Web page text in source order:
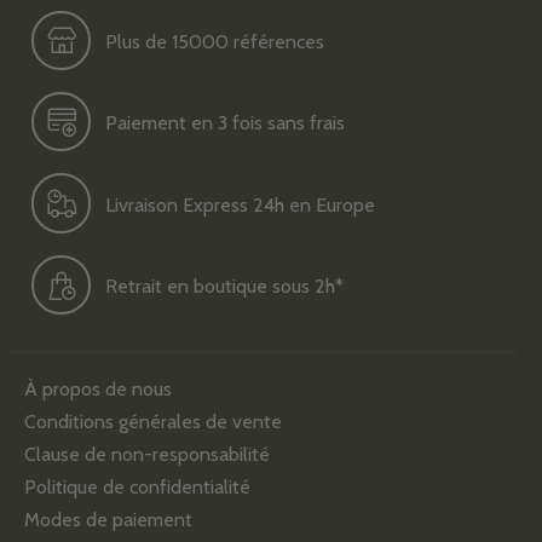
Plus de 15000 références
Paiement en 3 fois sans frais
Livraison Express 24h en Europe
Retrait en boutique sous 2h*
À propos de nous
Conditions générales de vente
Clause de non-responsabilité
Politique de confidentialité
Modes de paiement